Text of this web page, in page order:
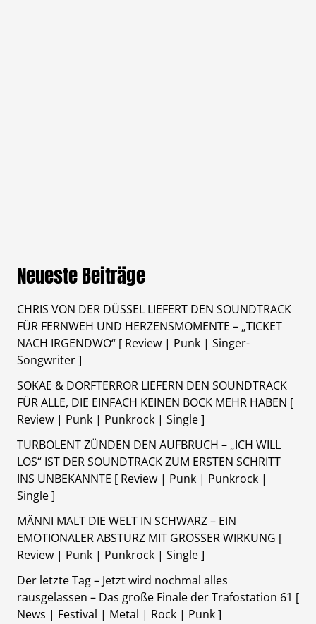
Neueste Beiträge
CHRIS VON DER DÜSSEL LIEFERT DEN SOUNDTRACK
FÜR FERNWEH UND HERZENSMOMENTE – „TICKET
NACH IRGENDWO“ [ Review | Punk | Singer-
Songwriter ]
SOKAE & DORFTERROR LIEFERN DEN SOUNDTRACK
FÜR ALLE, DIE EINFACH KEINEN BOCK MEHR HABEN [
Review | Punk | Punkrock | Single ]
TURBOLENT ZÜNDEN DEN AUFBRUCH – „ICH WILL
LOS“ IST DER SOUNDTRACK ZUM ERSTEN SCHRITT
INS UNBEKANNTE [ Review | Punk | Punkrock |
Single ]
MÄNNI MALT DIE WELT IN SCHWARZ – EIN
EMOTIONALER ABSTURZ MIT GROSSER WIRKUNG [
Review | Punk | Punkrock | Single ]
Der letzte Tag – Jetzt wird nochmal alles
rausgelassen – Das große Finale der Trafostation 61 [
News | Festival | Metal | Rock | Punk ]